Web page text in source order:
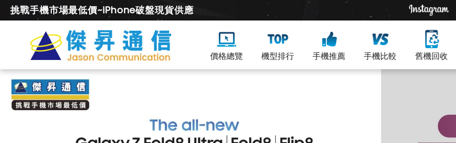
挑戰手機市場最低價~iPhone破盤現貨供應
價格總覽 機型排行 手機推薦 手機比較 舊機回收